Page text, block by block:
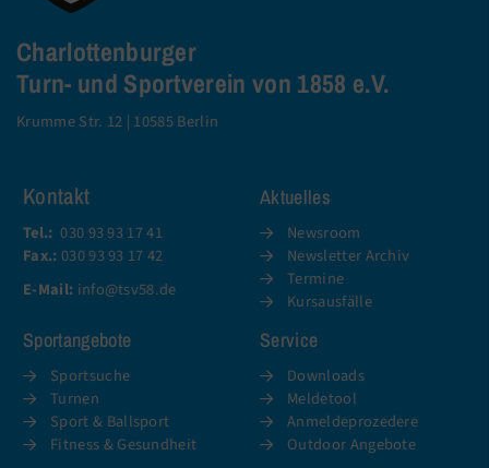
Charlottenburger
Turn- und Sportverein von 1858 e.V.
Krumme Str. 12 | 10585 Berlin
Kontakt
Tel.: 030 93 93 17 41
Fax.:030 93 93 17 42
E-Mail: info@tsv58.de
Aktuelles
Newsroom
Newsletter Archiv
Termine
Kursausfälle
Sportangebote
Sportsuche
Turnen
Sport & Ballsport
Fitness & Gesundheit
Service
Downloads
Meldetool
Anmeldeprozedere
Outdoor Angebote